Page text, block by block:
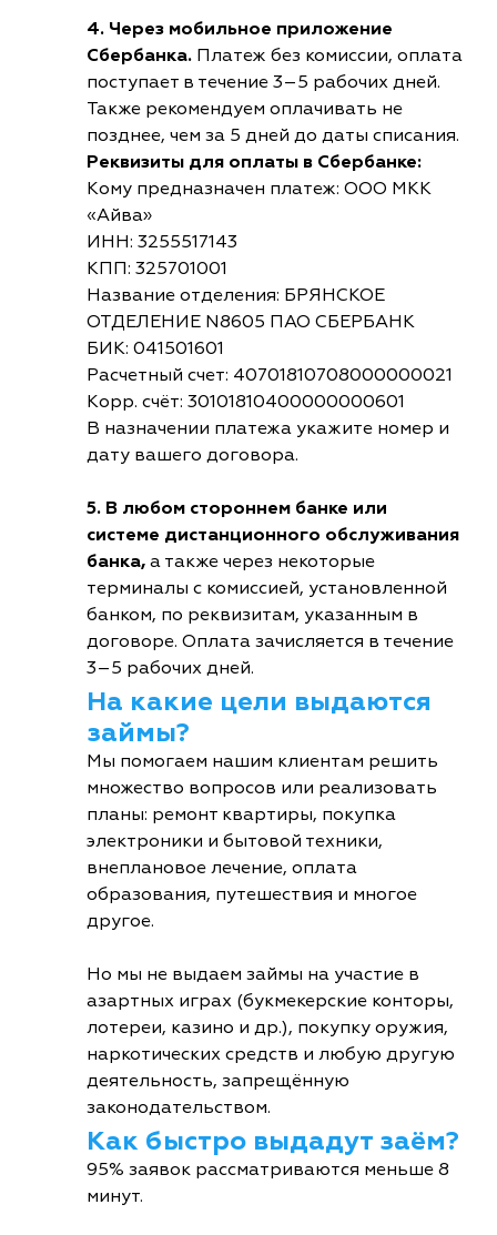
4. Через мобильное приложение
Сбербанка. Платеж без комиссии, оплата
поступает в течение 3–5 рабочих дней.
Также рекомендуем оплачивать не
позднее, чем за 5 дней до даты списания.
Реквизиты для оплаты в Сбербанке:
Кому предназначен платеж: ООО МКК
«Айва»
ИНН: 3255517143
КПП: 325701001
Название отделения: БРЯНСКОЕ
ОТДЕЛЕНИЕ N8605 ПАО СБЕРБАНК
БИК: 041501601
Расчетный счет: 40701810708000000021
Корр. счёт: 30101810400000000601
В назначении платежа укажите номер и
дату вашего договора.
5. В любом стороннем банке или
системе дистанционного обслуживания
банка, а также через некоторые
терминалы с комиссией, установленной
банком, по реквизитам, указанным в
договоре. Оплата зачисляется в течение
3–5 рабочих дней.
На какие цели выдаются
займы?
Мы помогаем нашим клиентам решить
множество вопросов или реализовать
планы: ремонт квартиры, покупка
электроники и бытовой техники,
внеплановое лечение, оплата
образования, путешествия и многое
другое.
Но мы не выдаем займы на участие в
азартных играх (букмекерские конторы,
лотереи, казино и др.), покупку оружия,
наркотических средств и любую другую
деятельность, запрещённую
законодательством.
Как быстро выдадут заём?
95% заявок рассматриваются меньше 8
минут.